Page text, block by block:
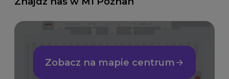
Zobacz na mapie centrum